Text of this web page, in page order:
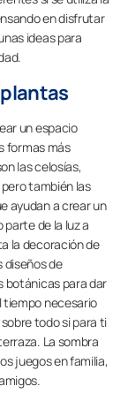
en disfrutar
ideas para
un espacio
formas más
las celosías,
también las
ayudan a crear un
de la luz a
la decoración de
de
botánicas para dar
tiempo necesario
todo si para ti
La sombra
juegos en familia,